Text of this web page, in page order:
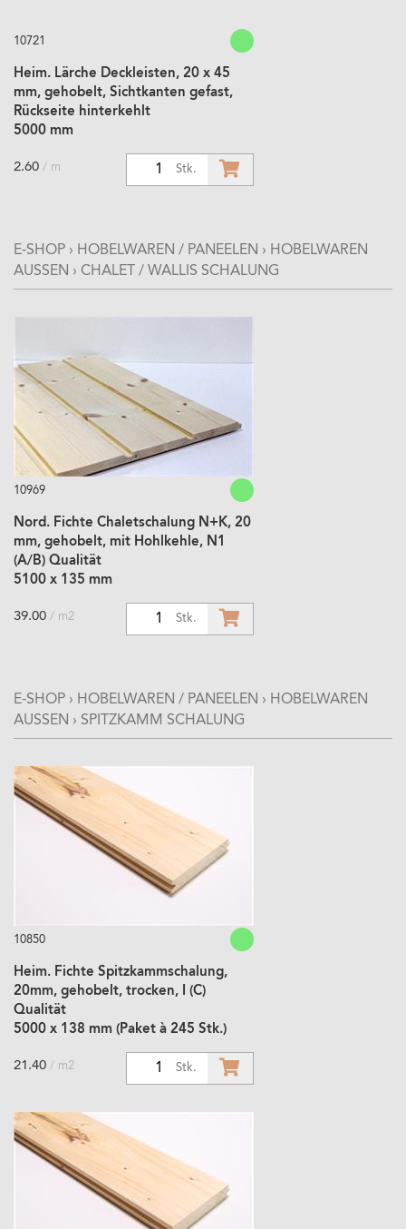
10721
Heim. Lärche Deckleisten, 20 x 45
mm, gehobelt, Sichtkanten gefast,
Rückseite hinterkehlt
5000 mm
Stk.
2.60 / m
E-SHOP › HOBELWAREN / PANEELEN › HOBELWAREN
AUSSEN › CHALET / WALLIS SCHALUNG
10969
Nord. Fichte Chaletschalung N+K, 20
mm, gehobelt, mit Hohlkehle, N1
(A/B) Qualität
5100 x 135 mm
Stk.
39.00 / m2
E-SHOP › HOBELWAREN / PANEELEN › HOBELWAREN
AUSSEN › SPITZKAMM SCHALUNG
10850
Heim. Fichte Spitzkammschalung,
20mm, gehobelt, trocken, I (C)
Qualität
5000 x 138 mm (Paket à 245 Stk.)
Stk.
21.40 / m2